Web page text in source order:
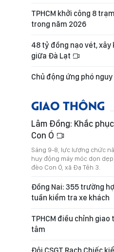
TPHCM khởi công 8
trong năm 2026
48 tỷ đồng nạo vét, xây
giữa Đà Lạt
Chủ động ứng phó
GIAO THÔNG
Lâm Đồng: Khắc
Con Ó
Sáng 9-8, lực lượng chức
huy động máy móc dọn
đèo Con Ó, xã Đạ Tẻh 3.
Đồng Nai: 355 trường
tuần kiểm tra xe khách
TPHCM điều chỉnh
tâm